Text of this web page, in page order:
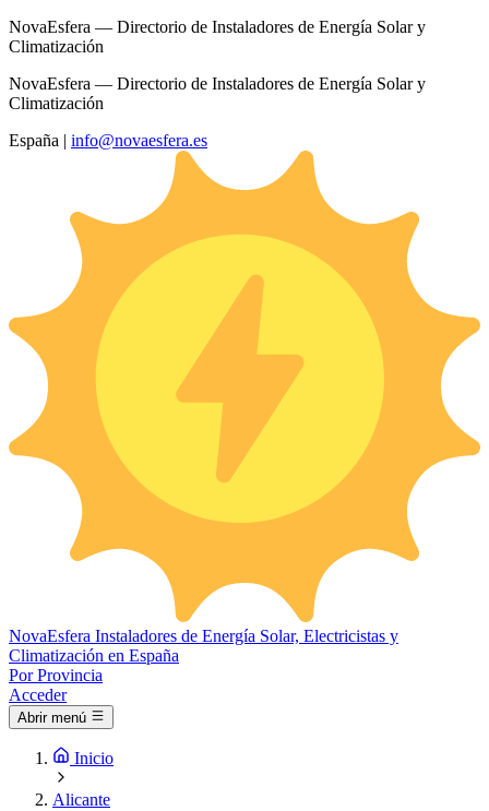
NovaEsfera — Directorio de Instaladores de Energía Solar y
Climatización
NovaEsfera — Directorio de Instaladores de Energía Solar y
Climatización
España | info@novaesfera.es
NovaEsfera Instaladores de Energía Solar, Electricistas y
Climatización en España
Por Provincia
Acceder
Abrir menú
Inicio
Alicante